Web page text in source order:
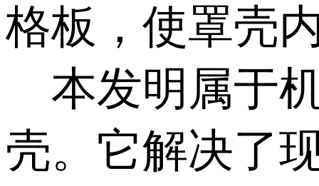
格板，使罩壳
本发明属于
壳。它解决了